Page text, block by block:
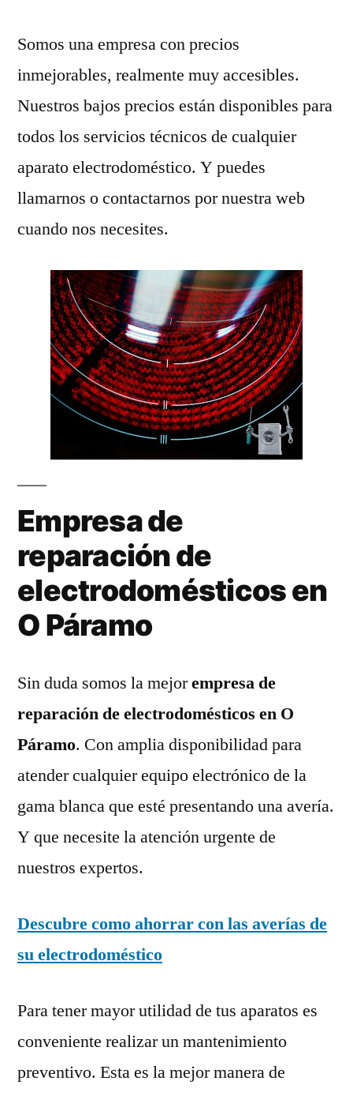
Somos una empresa con precios
inmejorables, realmente muy accesibles.
Nuestros bajos precios están disponibles para
todos los servicios técnicos de cualquier
aparato electrodoméstico. Y puedes
llamarnos o contactarnos por nuestra web
cuando nos necesites.
Empresa de
reparación de
electrodomésticos en
O Páramo
Sin duda somos la mejorempresa de
reparación de electrodomésticos en O
Páramo. Con amplia disponibilidad para
atender cualquier equipo electrónico de la
gama blanca que esté presentando una avería.
Y que necesite la atención urgente de
nuestros expertos.
Descubre como ahorrar con las averías de
su electrodoméstico
Para tener mayor utilidad de tus aparatos es
conveniente realizar un mantenimiento
preventivo. Esta es la mejor manera de